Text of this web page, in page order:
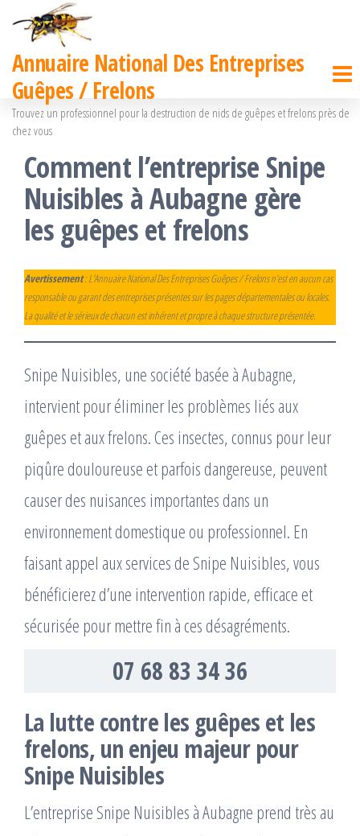
Passer
contenu
Annuaire National Des Entreprises
Guêpes / Frelons
Trouvez un professionnel pour la destruction de nids de guêpes et frelons près de
chez vous
Comment l’entreprise Snipe
Nuisibles à Aubagne gère
les guêpes et frelons
Avertissement: L’Annuaire National Des Entreprises Guêpes / Frelons n’est en aucun cas
responsable ou garant des entreprises présentes sur les pages départementales ou locales.
La qualité et le sérieux de chacun est inhérent et propre à chaque structure présentée.
Snipe Nuisibles, une société basée à Aubagne,
intervient pour éliminer les problèmes liés aux
guêpes et aux frelons. Ces insectes, connus pour leur
piqûre douloureuse et parfois dangereuse, peuvent
causer des nuisances importantes dans un
environnement domestique ou professionnel. En
faisant appel aux services de Snipe Nuisibles, vous
bénéficierez d’une intervention rapide, efficace et
sécurisée pour mettre fin à ces désagréments.
07 68 83 34 36
La lutte contre les guêpes et les
frelons, un enjeu majeur pour
Snipe Nuisibles
L’entreprise Snipe Nuisibles à Aubagne prend très au